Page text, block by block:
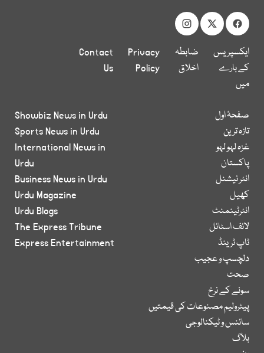
ایکسپریس
کے بارے
میں
ضابطہ
اخلاق
Privacy
Policy
Contact
Us
صفحۂ اول
تازہ ترین
غزہ لہو لہو
پاکستان
انٹر نیشنل
کھیل
انٹرٹینمنٹ
لائف اسٹائل
ٹاپ ٹرینڈ
دلچسپ و عجیب
صحت
سونے کے نرخ
پیٹرولیم مصنوعات کی قیمتیں
سائنس و ٹیکنالوجی
بلاگ
Showbiz News in Urdu
Sports News in Urdu
International News in
Urdu
Business News in Urdu
Urdu Magazine
Urdu Blogs
The Express Tribune
Express Entertainment